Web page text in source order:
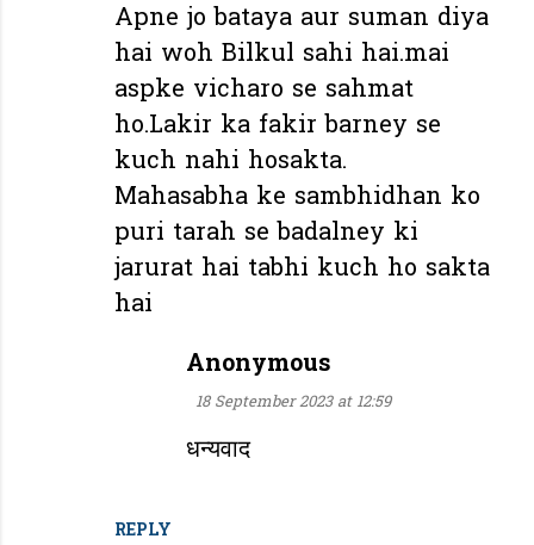
Apne jo bataya aur suman diya
hai woh Bilkul sahi hai.mai
aspke vicharo se sahmat
ho.Lakir ka fakir barney se
kuch nahi hosakta.
Mahasabha ke sambhidhan ko
puri tarah se badalney ki
jarurat hai tabhi kuch ho sakta
hai
REPLY
Anonymous
18 September 2023 at 12:59
धन्यवाद